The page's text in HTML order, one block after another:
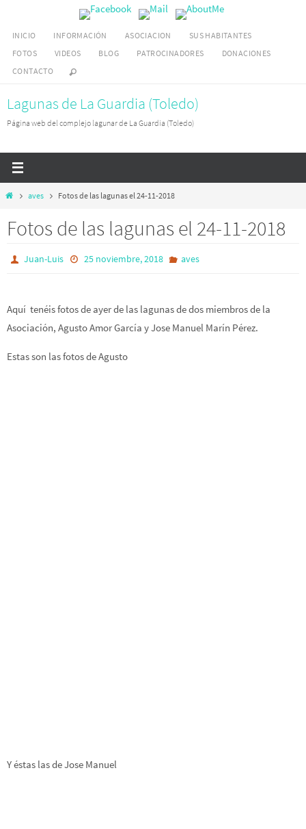
contenido
INICIO INFORMACIÓN ASOCIACION
SUS HABITANTES
FOTOS
VIDEOS BLOG PATROCINADORES
DONACIONES
CONTACTO
Lagunas de La Guardia (Toledo)
Página web del complejo lagunar de La Guardia (Toledo)
Inicioaves Fotos de las lagunas el 24-11-2018
Fotos de las lagunas el 24-11-2018
Juan-Luis 25 noviembre, 2018 aves
Aquí tenéis fotos de ayer de las lagunas de dos miembros de la
Asociación, Agusto Amor García y Jose Manuel Marín Pérez.
Estas son las fotos de Agusto
Y éstas las de Jose Manuel